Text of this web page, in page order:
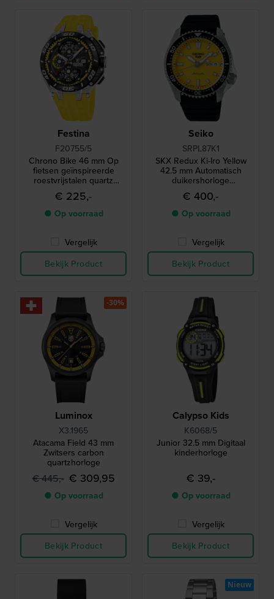
Festina
F20755/5
Chrono Bike 46 mm Op
fietsen geïnspireerde
roestvrijstalen quartz
chronograaf
€ 225,-
● Op voorraad
Vergelijk
Bekijk Product
Seiko
SRPL87K1
SKX Redux Ki-Iro Yellow
42.5 mm Automatisch
duikershorloge
geïnspireerd op de
legendarische SKX399 uit
1998
€ 400,-
● Op voorraad
Vergelijk
Bekijk Product
Luminox
X3.1965
Atacama Field 43 mm
Zwitsers carbon
quartzhorloge
€ 445,- € 309,95
● Op voorraad
Vergelijk
Bekijk Product
-30%
Calypso Kids
K6068/5
Junior 32.5 mm Digitaal
kinderhorloge
€ 39,-
● Op voorraad
Vergelijk
Bekijk Product
Nieuw